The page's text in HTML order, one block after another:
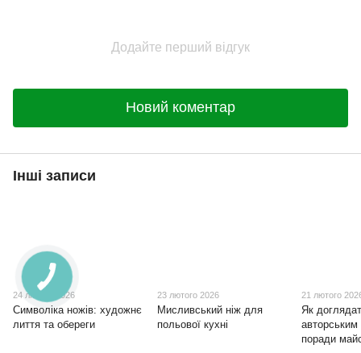
Додайте перший відгук
Новий коментар
Інші записи
24 лютого 2026
Символіка ножів: художнє
лиття та обереги
23 лютого 2026
Мисливський ніж для
польової кухні
21 лютого
Як
поради